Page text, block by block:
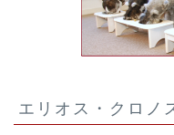
エリオス・クロノ